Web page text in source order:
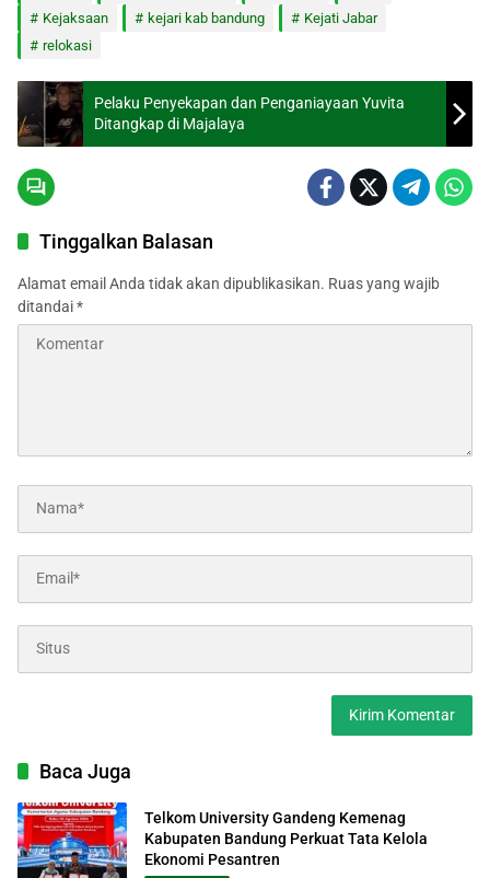
Kejaksaan
kejari kab bandung
Kejati Jabar
relokasi
Pelaku Penyekapan dan Penganiayaan Yuvita
Ditangkap di Majalaya
Tinggalkan Balasan
Alamat email Anda tidak akan dipublikasikan. Ruas yang wajib
ditandai*
Baca Juga
Telkom University Gandeng Kemenag
Kabupaten Bandung Perkuat Tata Kelola
Ekonomi Pesantren